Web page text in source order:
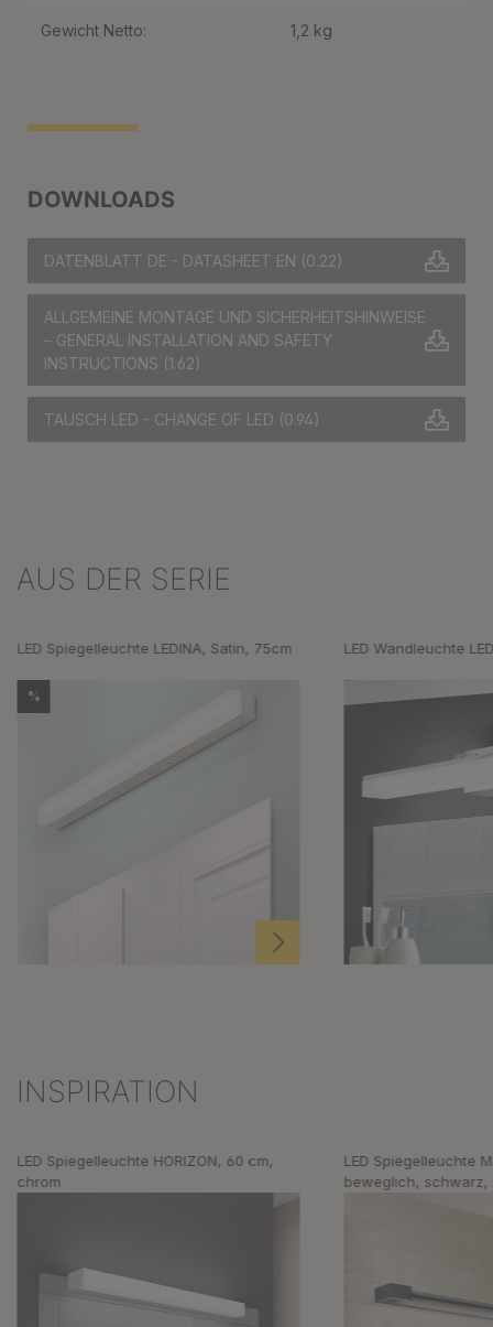
DOWNLOADS
DATENBLATT DE - DATASHEET EN (0.22)
ALLGEMEINE MONTAGE UND SICHERHEITSHINWEISE
– GENERAL INSTALLATION AND SAFETY
INSTRUCTIONS (1.62)
TAUSCH LED - CHANGE OF LED (0.94)
Gewicht Netto: 1,2 kg
Produktgalerie überspringen
AUS DER SERIE
LED Spiegelleuchte LEDINA, Satin, 75cm
%
LED Wandleuchte
Produktgalerie überspringen
INSPIRATION
LED Spiegelleuchte HORIZON, 60 cm,
chrom
LED Spiegelleuchte
beweglich, schwarz,